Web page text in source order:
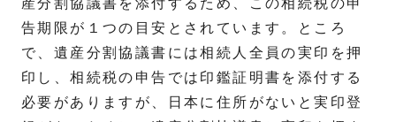
告期限が１つの目安とされています。ところ
で、遺産分割協議書には相続人全員の実印を押
印し、相続税の申告では印鑑証明書を添付する
必要がありますが、日本に住所がないと実印登